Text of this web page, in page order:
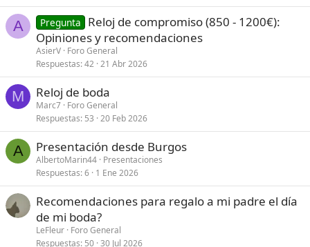
A Pregunta
Reloj de compromiso (850 - 1200€):
Opiniones y recomendaciones
AsierV Foro General
Respuestas 42 21 Abr 2026
M Reloj de boda
Marc7 Foro General
Respuestas 53 20 Feb 2026
A Presentación desde Burgos
AlbertoMarin44 Presentaciones
Respuestas 6 1 Ene 2026
Recomendaciones para regalo a mi padre el día
de mi boda?
LeFleur Foro General
Respuestas 50 30 Jul 2026